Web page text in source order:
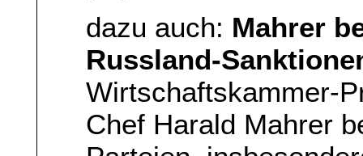
dazu auch: Mahrer
Russland-
Wirtschaftskammer-
Chef Harald Mahrer